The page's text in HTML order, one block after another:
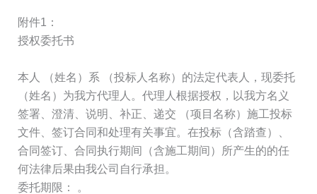
附件1：
授权委托书
本人 （姓名）系 （投标人名称）的法定代表人，现委托
（姓名）为我方代理人。代理人根据授权，以我方名义
签署、澄清、说明、补正、递交 （项目名称）施工投标
文件、签订合同和处理有关事宜。在投标（含踏查）、
合同签订、合同执行期间（含施工期间）所产生的的任
何法律后果由我公司自行承担。
委托期限： 。